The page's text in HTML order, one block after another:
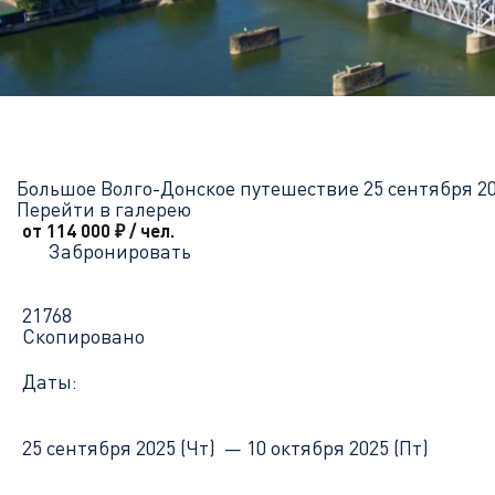
Большое Волго-Донское путешествие 25 сентября
Перейти в галерею
от 114 000 ₽/ чел.
Забронировать
21768
Скопировано
Даты:
25 сентября 2025 (Чт) — 10 октября 2025 (Пт)